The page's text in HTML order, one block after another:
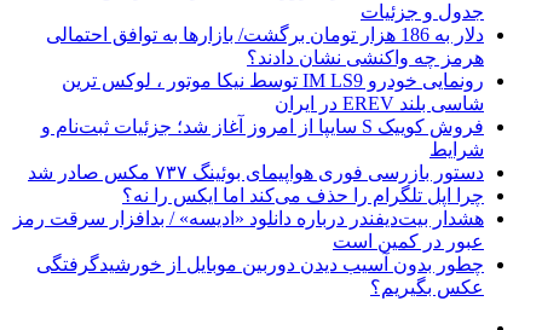
جدول و جزئیات
دلار به 186 هزار تومان برگشت/ بازارها به توافق احتمالی
هرمز چه واکنشی نشان دادند؟
رونمایی خودرو IM LS9 توسط نیکا موتور ، لوکس ترین
شاسی بلند EREV در ایران
فروش کوییک S سایپا از امروز آغاز شد؛ جزئیات ثبت‌نام و
شرایط
دستور بازرسی فوری هواپیمای بوئینگ ۷۳۷ مکس صادر شد
چرا اپل تلگرام را حذف می‌کند اما ایکس را نه؟
هشدار بیت‌دیفندر درباره دانلود «ادیسه» / بدافزار سرقت رمز
عبور در کمین است
چطور بدون آسیب دیدن دوربین موبایل از خورشیدگرفتگی
عکس بگیریم؟